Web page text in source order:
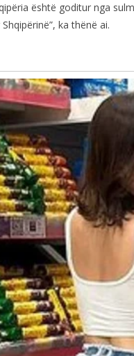
është goditur nga
ka thënë ai.